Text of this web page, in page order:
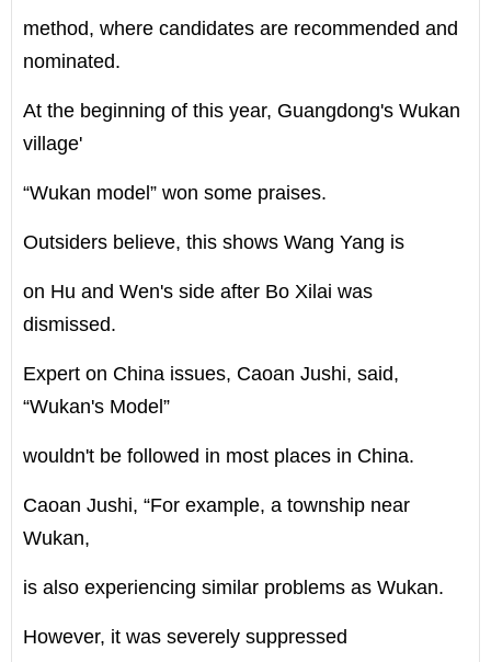
method, where candidates are recommended and
nominated.
At the beginning of this year, Guangdong's Wukan
village'
“Wukan model” won some praises.
Outsiders believe, this shows Wang Yang is
on Hu and Wen's side after Bo Xilai was
dismissed.
Expert on China issues, Caoan Jushi, said,
“Wukan's Model”
wouldn't be followed in most places in China.
Caoan Jushi, “For example, a township near
Wukan,
is also experiencing similar problems as Wukan.
However, it was severely suppressed